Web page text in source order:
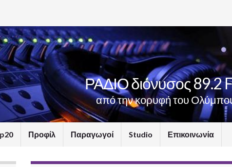
ΡΑΔΙΟ διόνυσος 89.2
από την κορυφή του
Προφίλ Παραγωγοί Studio Επικοινωνία